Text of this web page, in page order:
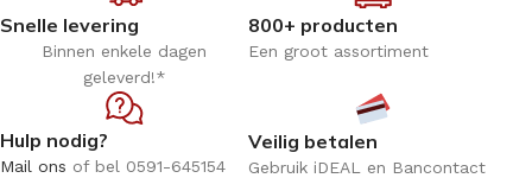
Snelle levering
Binnen enkele dagen
geleverd!*
800+ producten
Een groot assortiment
Hulp nodig?
Mail ons of bel 0591-645154
Veilig betalen
Gebruik iDEAL en Bancontact